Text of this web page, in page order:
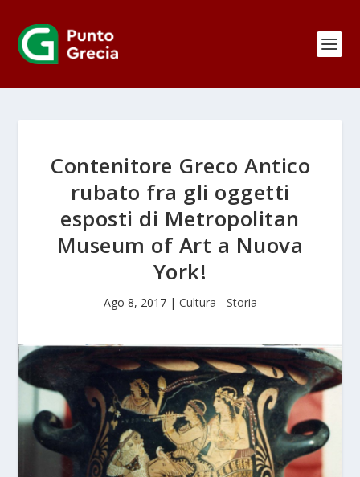
Contenitore Greco Antico
rubato fra gli oggetti
esposti di Metropolitan
Museum of Art a Nuova
York!
Ago 8, 2017| Cultura - Storia